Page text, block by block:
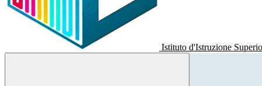
Istituto d'Istruzione